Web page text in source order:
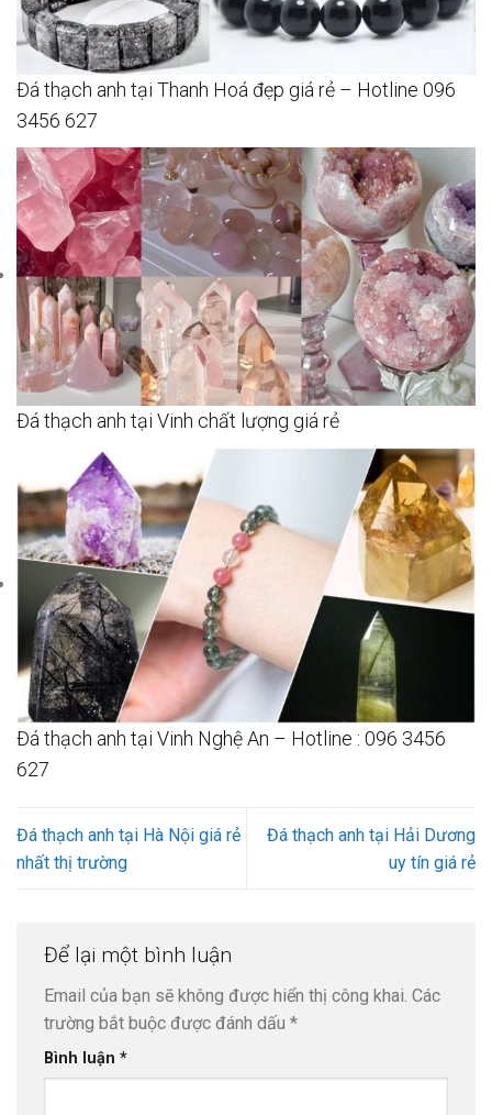
Đá thạch anh tại Thanh Hoá đẹp giá rẻ – Hotline 096
3456 627
Đá thạch anh tại Vinh chất lượng giá rẻ
Đá thạch anh tại Vinh Nghệ An – Hotline : 096 3456
627
Đá thạch anh tại Hà Nội giá rẻ
nhất thị trường
Đá thạch anh tại Hải Dương
uy tín giá rẻ
Để lại một bình luận
Email của bạn sẽ không được hiển thị công khai. Các
trường bắt buộc được đánh dấu *
Bình luận *